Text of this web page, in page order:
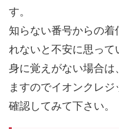
す。
知らない番号からの着
れないと不安に思って
身に覚えがない場合は
ますのでイオンクレ
確認してみて下さい。